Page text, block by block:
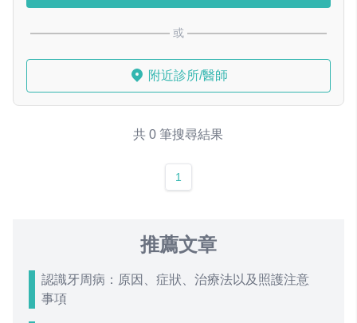
或
附近診所/醫師
共 0 筆搜尋結果
1
推薦文章
認識牙周病：原因、症狀、治療法以及照護注意
事項